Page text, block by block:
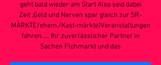
geht bald wieder am Start Also seid dabei
Zeit ,Geld und Nerven spar gleich zur SR-
MÄRKTE/ehem./Kast-märkte)Veranstaltungen
fahren..... Ihr zuverlässlicher Partner in
Sachen Flohmarkt und das